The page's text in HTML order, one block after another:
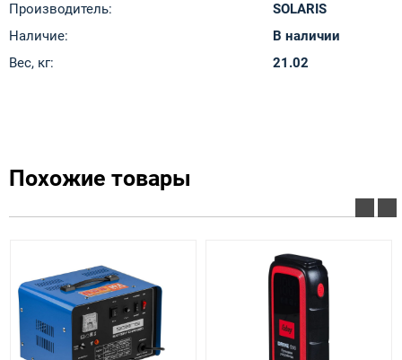
Производитель:
SOLARIS
Наличие:
В наличии
Вес, кг:
21.02
Похожие товары